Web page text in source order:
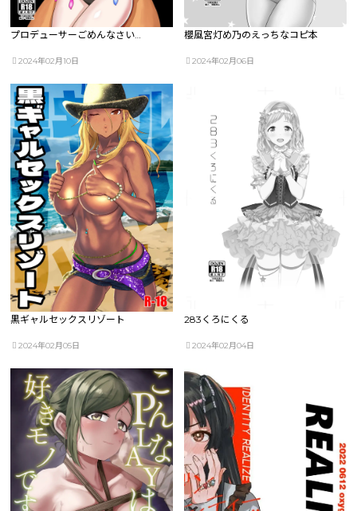
プロデューサーごめんなさい…
2024年02月10日
櫻風宮灯め乃のえっちなコピ本
2024年02月06日
黒ギャルセックスリゾート
2024年02月05日
283くろにくる
2024年02月04日